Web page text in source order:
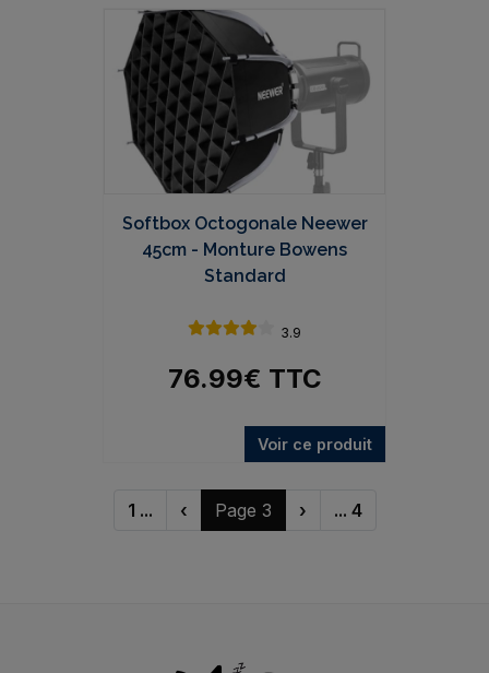
Softbox Octogonale Neewer
45cm - Monture Bowens
Standard
3.9
76.99€ TTC
Voir ce produit
1 ... ‹ Page 3 › ... 4